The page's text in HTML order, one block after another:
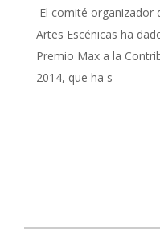
El comité organizador
Artes Escénicas ha
Premio Max a la
2014, que ha s